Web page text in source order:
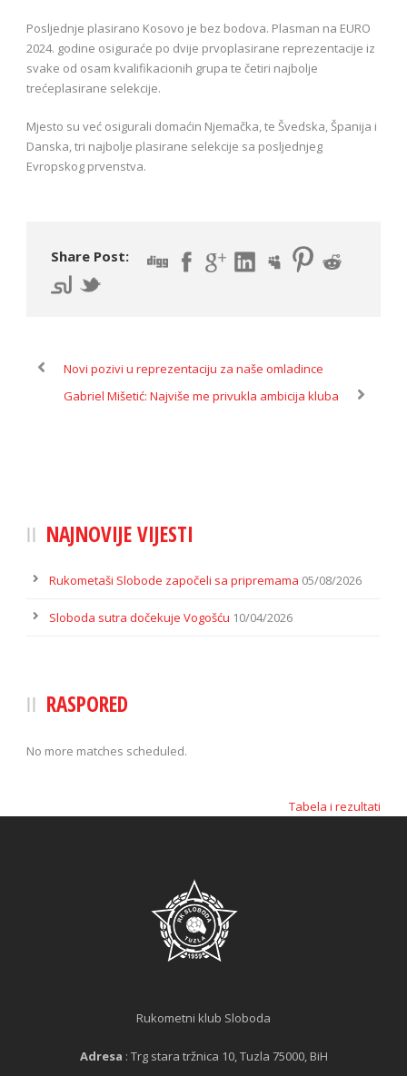
Posljednje plasirano Kosovo je bez bodova. Plasman na EURO
2024. godine osiguraće po dvije prvoplasirane reprezentacije iz
svake od osam kvalifikacionih grupa te četiri najbolje
trećeplasirane selekcije.
Mjesto su već osigurali domaćin Njemačka, te Švedska, Španija i
Danska, tri najbolje plasirane selekcije sa posljednjeg
Evropskog prvenstva.
Share Post:
Novi pozivi u reprezentaciju za naše omladince
Gabriel Mišetić: Najviše me privukla ambicija kluba
NAJNOVIJE VIJESTI
Rukometaši Slobode započeli sa pripremama 05/08/2026
Sloboda sutra dočekuje Vogošću 10/04/2026
RASPORED
No more matches scheduled.
Tabela i rezultati
Rukometni klub Sloboda
Adresa : Trg stara tržnica 10, Tuzla 75000, BiH